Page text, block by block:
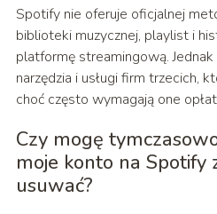
Spotify nie oferuje oficjalnej
biblioteki muzycznej, playlist i
platformę streamingową.
narzędzia i usługi firm trzecich,
choć często wymagają one
Czy mogę
moje konto na Spotify
usuwać?